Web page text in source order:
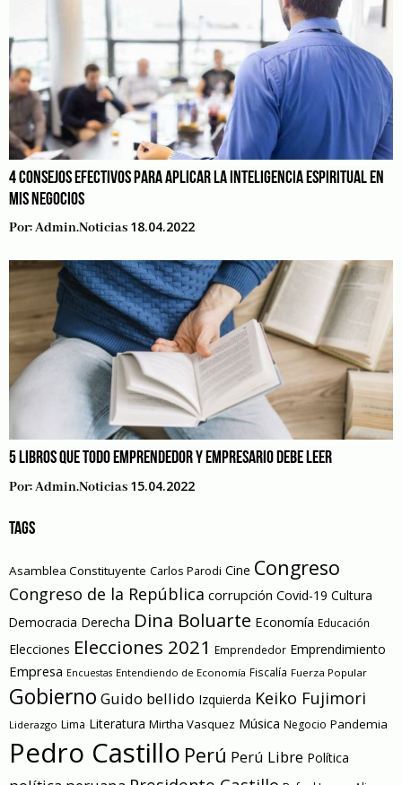
4 CONSEJOS EFECTIVOS PARA APLICAR LA INTELIGENCIA ESPIRITUAL EN
MIS NEGOCIOS
Por:Admin.noticias 18.04.2022
5 LIBROS QUE TODO EMPRENDEDOR Y EMPRESARIO DEBE LEER
Por:Admin.noticias 15.04.2022
TAGS
Asamblea Constituyente Carlos Parodi Cine Congreso
Congreso de la República corrupción Covid-19 Cultura
Democracia Derecha Dina Boluarte Economía Educación
Elecciones Elecciones 2021 Emprendedor Emprendimiento
Empresa Encuestas Entendiendo de Economía Fiscalía Fuerza Popular
Gobierno Guido bellido Izquierda Keiko Fujimori
Liderazgo Lima Literatura Mirtha Vasquez Música Negocio Pandemia
Pedro Castillo Perú Perú Libre Política